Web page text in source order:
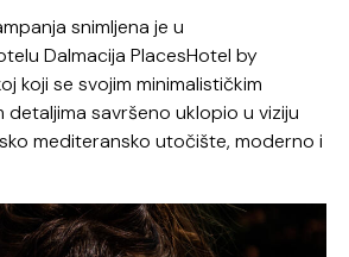
snimljena je u
Dalmacija PlacesHotel by
koji se svojim minimalističkim
detaljima savršeno uklopio u viziju
mediteransko utočište, moderno i